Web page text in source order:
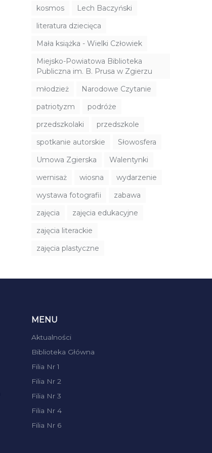
kosmos
Lech Baczyński
literatura dziecięca
Mała książka - Wielki Człowiek
Miejsko-Powiatowa Biblioteka
Publiczna im. B. Prusa w Zgierzu
młodzież
Narodowe Czytanie
patriotyzm
podróże
przedszkolaki
przedszkole
spotkanie autorskie
Słowosfera
Umowa Zgierska
Walentynki
wernisaż
wiosna
wydarzenie
wystawa fotografii
zabawa
zajęcia
zajęcia edukacyjne
zajęcia literackie
zajęcia plastyczne
MENU
Aktualności
Biblioteka Główna
Filia Nr 1
Filia Nr 2
Filia Nr 3
Filia Nr 4
Filia Nr 6